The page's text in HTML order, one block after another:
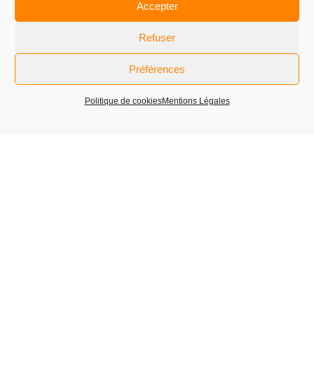
Accepter
Refuser
Préférences
Politique de cookiesMentions Légales